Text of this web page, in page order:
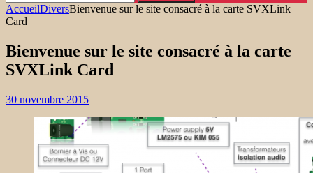
AccueilDiversBienvenue sur le site consacré à la carte SVXLink
Card
Bienvenue sur le site consacré à la carte
SVXLink Card
30 novembre 2015